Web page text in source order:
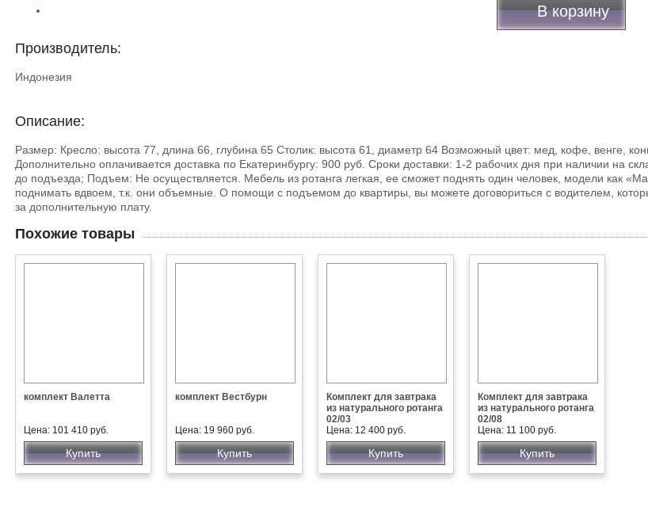
В корзину
Производитель:
Индонезия
Описание:
Размер: Кресло: высота 77, длина 66, глубина 65 Столик: высота 61, диаметр 64 Возможный цвет: мед, кофе, венге,
Дополнительно оплачивается доставка по Екатеринбургу: 900 руб. Сроки доставки: 1-2 рабочих дня при наличии на
до подъезда; Подъем: Не осуществляется. Мебель из ротанга легкая, ее сможет поднять один человек, модели как
поднимать вдвоем, т.к. они объемные. О помощи с подъемом до квартиры, вы можете договориться с водителем,
за дополнительную плату.
Похожие товары
комплект Валетта
Цена: 101 410 руб.
Купить
комплект Вестбурн
Цена: 19 960 руб.
Купить
Комплект для завтрака
из натурального ротанга
02/03
Цена: 12 400 руб.
Купить
Комплект для завтрака
из натурального ротанга
02/08
Цена: 11 100 руб.
Купить